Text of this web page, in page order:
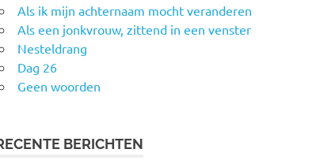
Als ik mijn achternaam mocht veranderen
Als een jonkvrouw, zittend in een venster
Nesteldrang
Dag 26
Geen woorden
BERICHTEN